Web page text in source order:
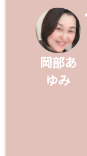
岡部あ
ゆみ